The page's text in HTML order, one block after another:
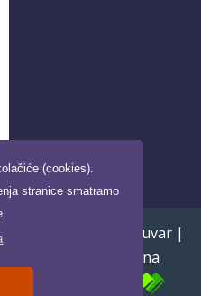
(cookies).
stranice smatramo
i čitaonica Daruvar |
Digitalna
by